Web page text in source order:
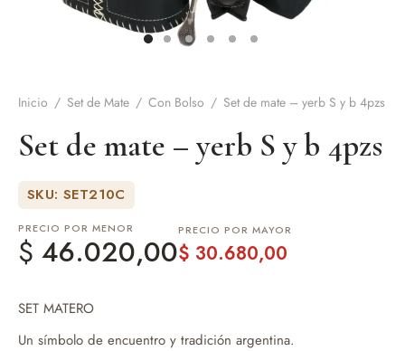
Inicio / Set de Mate / Con Bolso / Set de mate – yerb S y b 4pzs
Set de mate – yerb S y b 4pzs
SKU: SET210C
PRECIO POR MENOR
$ 46.020,00
PRECIO POR MAYOR
$ 30.680,00
SET MATERO
Un símbolo de encuentro y tradición argentina.
y accesorios